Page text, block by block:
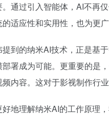
。通过引入智能体，AI不再
适应性和实用性，也为更
提到的纳米AI技术，正是基
部署成为可能。更重要的是
内容。这对于影视制作行
好地理解纳米AI的工作原理